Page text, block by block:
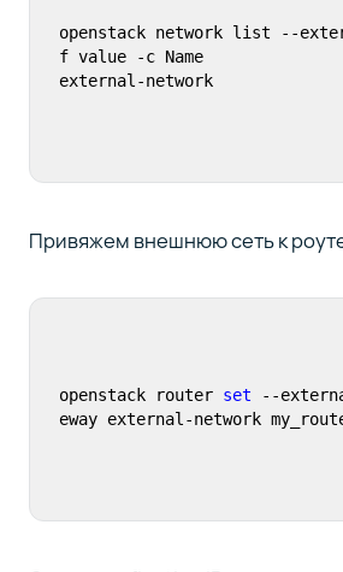
openstack network list --
f value -c Name
external-network
Привяжем внешнюю сеть к
openstack router set --
eway external-network